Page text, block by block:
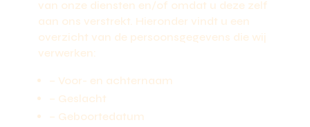
van onze diensten en/of omdat u deze zelf
aan ons verstrekt. Hieronder vindt u een
overzicht van de persoonsgegevens die wij
verwerken:
– Voor- en achternaam
– Geslacht
– Geboortedatum